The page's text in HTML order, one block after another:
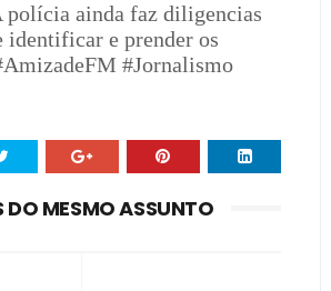
polícia ainda faz diligencias
identificar e prender os
#Jornalismo
DO MESMO ASSUNTO